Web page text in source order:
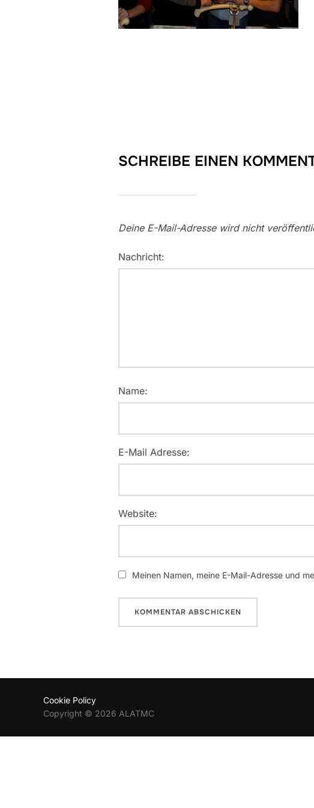
SCHREIBE EINEN
Deine E-Mail-Adresse wird nicht
Nachricht:
Name:
E-Mail Adresse:
Website:
Meinen Namen, meine E-Mail-Adresse und
Cookie Policy
Copyright © 2026 ALATMC